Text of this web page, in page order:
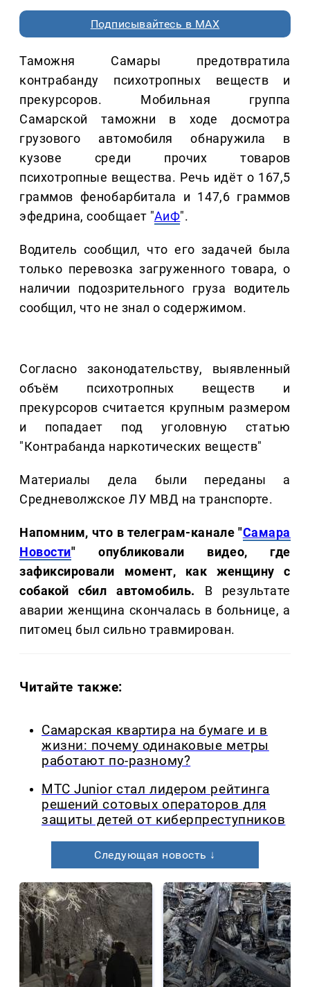
Подписывайтесь в MAX
Таможня Самары предотвратила
контрабанду психотропных веществ и
прекурсоров. Мобильная группа
Самарской таможни в ходе досмотра
грузового автомобиля обнаружила в
кузове среди прочих товаров
психотропные вещества. Речь идёт о 167,5
граммов фенобарбитала и 147,6 граммов
эфедрина, сообщает "АиФ".
Водитель сообщил, что его задачей была
только перевозка загруженного товара, о
наличии подозрительного груза водитель
сообщил, что не знал о содержимом.
Согласно законодательству, выявленный
объём психотропных веществ и
прекурсоров считается крупным размером
и попадает под уголовную статью
"Контрабанда наркотических веществ"
Материалы дела были переданы а
Средневолжское ЛУ МВД на транспорте.
Напомним, что в телеграм-канале "Самара
Новости" опубликовали видео, где
зафиксировали момент, как женщину с
собакой сбил автомобиль. В результате
аварии женщина скончалась в больнице, а
питомец был сильно травмирован.
Читайте также:
Самарская квартира на бумаге и в
жизни: почему одинаковые метры
работают по-разному?
МТС Junior стал лидером рейтинга
решений сотовых операторов для
защиты детей от киберпреступников
Следующая новость ↓